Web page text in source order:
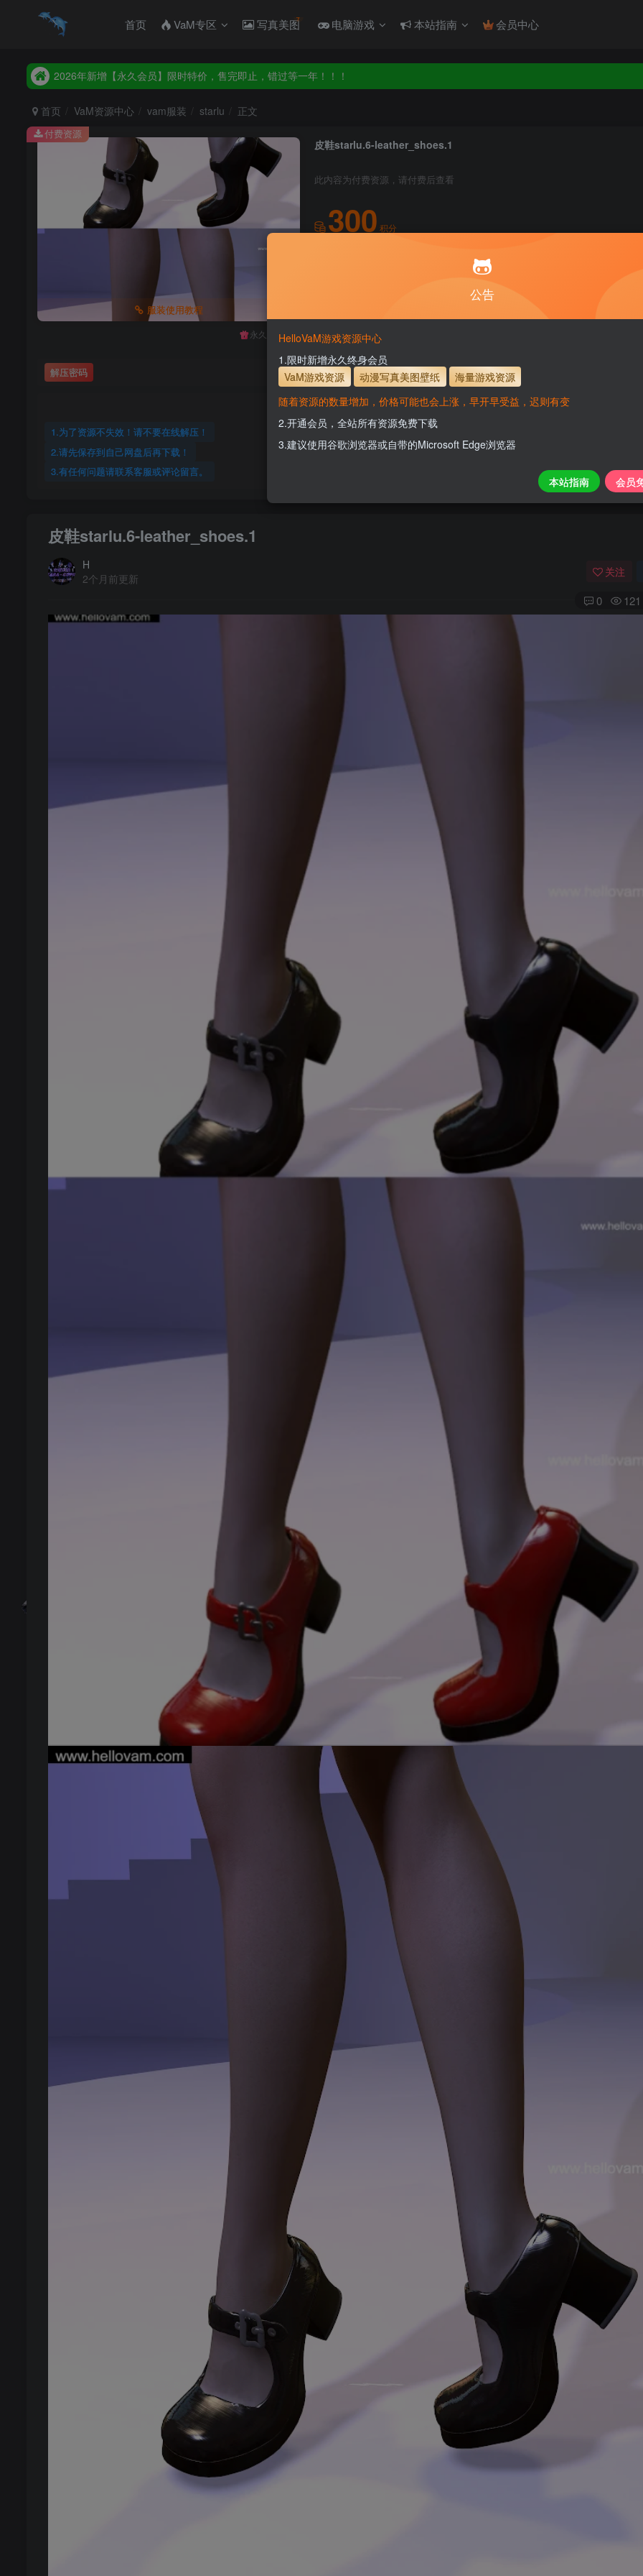
首页 VaM专区 写真美图 电脑游戏 本站指南 会员中心
2026年新增【永久会员】限时特价，售完即止，错过等一年！！！
2026年新增【永久会员】限时特价，售完即止，错过等一年！！！
首页 VaM资源中心 vam服装 starlu 正文
服装使用教程
皮鞋starlu.6-leather_shoes.1
此内容为付费资源，请付费后查看
300 积分
永久至尊会员 1
永久至尊会员终生有效 会员免费下载资源
解压密码
开通会员【免费下载】全站资源！
1.为了资源不失效！请不要在线解压！
2.请先保存到自己网盘后再下载！
3.有任何问题请联系客服或评论留言。
付费资源
皮鞋starlu.6-leather_shoes.1
H
2个月前更新
关注
0 121
公告
HelloVaM游戏资源中心
1.限时新增永久终身会员
VaM游戏资源
动漫写真美图壁纸
海量游戏资源
随着资源的数量增加，价格可能也会上涨，早开早受益，迟则有变
2.开通会员，全站所有资源免费下载
3.建议使用谷歌浏览器或自带的Microsoft Edge浏览器
本站指南 会员